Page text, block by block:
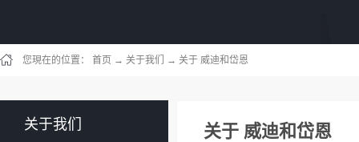
您現在的位置： 首页 → 关于我们 → 关于 威迪和岱恩
关于我们 关于 威迪和岱恩